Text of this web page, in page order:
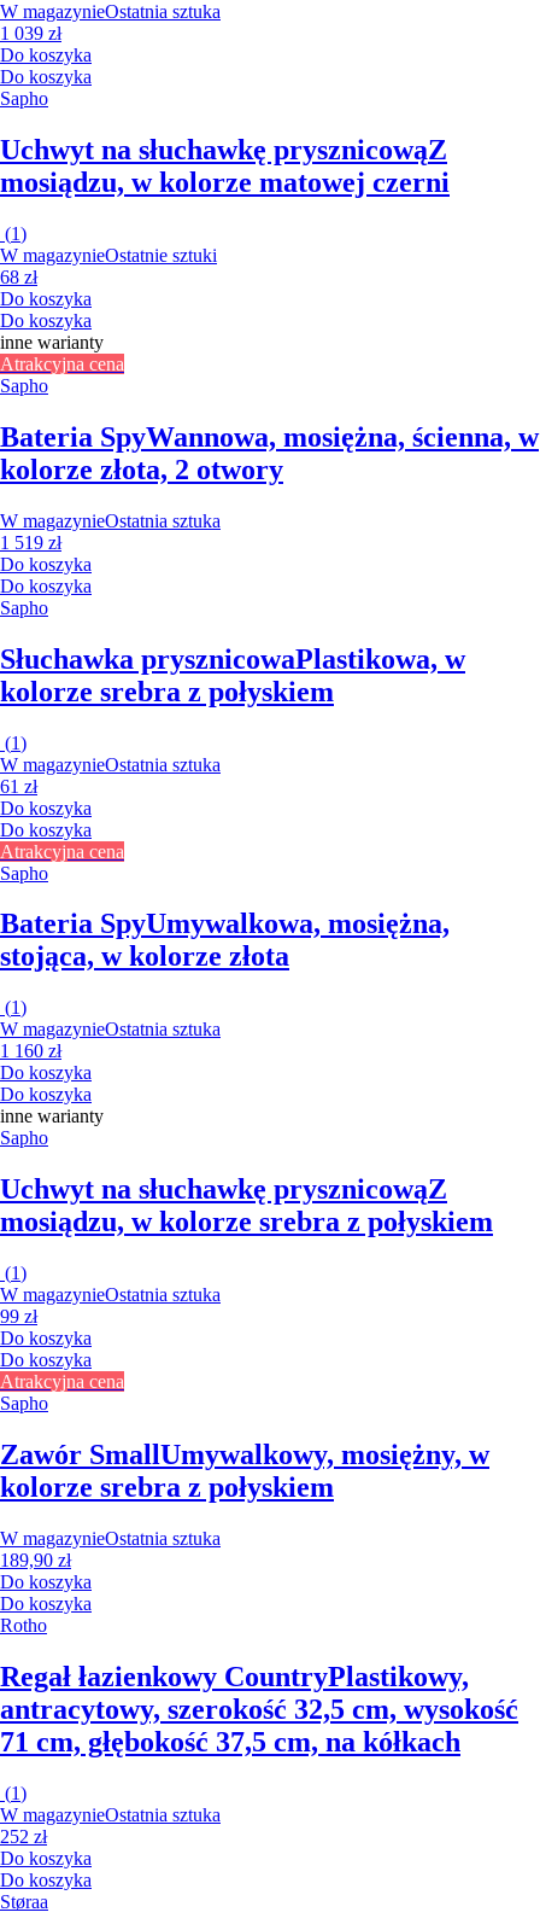
W magazynieOstatnia sztuka
1 039 zł
Do koszyka
Do koszyka
Sapho
Uchwyt na słuchawkę prysznicowąZ
mosiądzu, w kolorze matowej czerni
(1)
W magazynieOstatnie sztuki
68 zł
Do koszyka
Do koszyka
inne warianty
Atrakcyjna cena
Sapho
Bateria SpyWannowa, mosiężna, ścienna, w
kolorze złota, 2 otwory
W magazynieOstatnia sztuka
1 519 zł
Do koszyka
Do koszyka
Sapho
Słuchawka prysznicowaPlastikowa, w
kolorze srebra z połyskiem
(1)
W magazynieOstatnia sztuka
61 zł
Do koszyka
Do koszyka
Atrakcyjna cena
Sapho
Bateria SpyUmywalkowa, mosiężna,
stojąca, w kolorze złota
(1)
W magazynieOstatnia sztuka
1 160 zł
Do koszyka
Do koszyka
inne warianty
Sapho
Uchwyt na słuchawkę prysznicowąZ
mosiądzu, w kolorze srebra z połyskiem
(1)
W magazynieOstatnia sztuka
99 zł
Do koszyka
Do koszyka
Atrakcyjna cena
Sapho
Zawór SmallUmywalkowy, mosiężny, w
kolorze srebra z połyskiem
W magazynieOstatnia sztuka
189,90 zł
Do koszyka
Do koszyka
Rotho
Regał łazienkowy CountryPlastikowy,
antracytowy, szerokość 32,5 cm, wysokość
71 cm, głębokość 37,5 cm, na kółkach
(1)
W magazynieOstatnia sztuka
252 zł
Do koszyka
Do koszyka
Støraa